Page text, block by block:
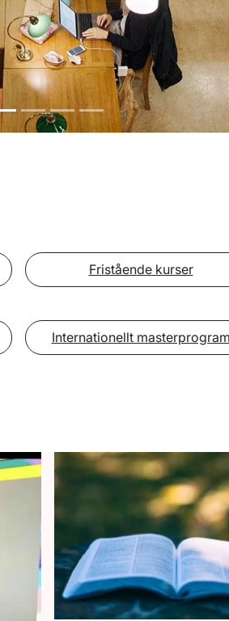
Fristående kurser
Internationellt masterprogram